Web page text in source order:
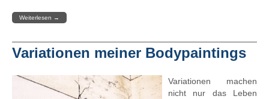
Weiterlesen →
Variationen meiner Bodypaintings
Variationen machen
nicht nur das Leben